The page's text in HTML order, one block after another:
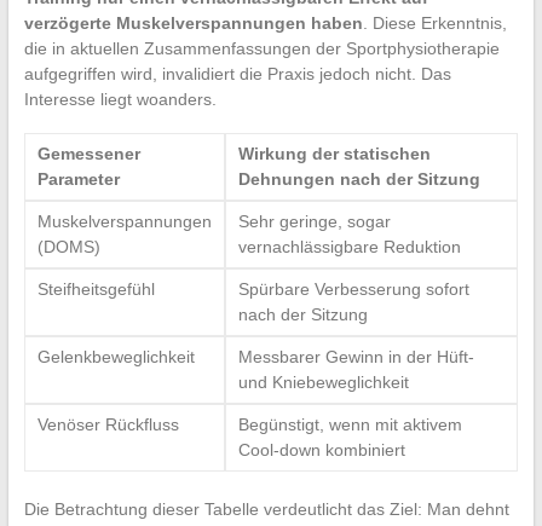
verzögerte Muskelverspannungen haben . Diese Erkenntnis,
die in aktuellen Zusammenfassungen der Sportphysiotherapie
aufgegriffen wird, invalidiert die Praxis jedoch nicht. Das
Interesse liegt woanders.
Gemessener
Parameter
Wirkung der statischen
Dehnungen nach der Sitzung
Muskelverspannungen
(DOMS)
Sehr geringe, sogar
vernachlässigbare Reduktion
Steifheitsgefühl
Spürbare Verbesserung sofort
nach der Sitzung
Gelenkbeweglichkeit
Messbarer Gewinn in der Hüft-
und Kniebeweglichkeit
Venöser Rückfluss
Begünstigt, wenn mit aktivem
Cool-down kombiniert
Die Betrachtung dieser Tabelle verdeutlicht das Ziel: Man dehnt